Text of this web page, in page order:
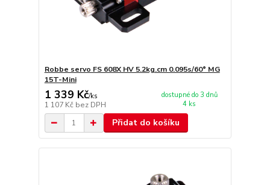
Robbe servo FS 608X HV 5.2kg.cm 0.095s/60° MG
15T-Mini
1 339 Kč/ks
1 107 Kč bez DPH
dostupné do 3 dnů
4 ks
Přidat do košíku